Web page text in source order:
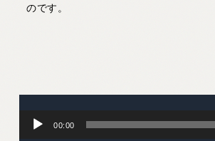
のです。
声
00:00